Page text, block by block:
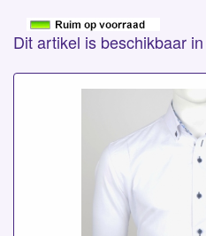
Dit artikel is beschikbaar